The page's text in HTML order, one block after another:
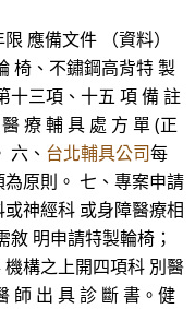
應備文件 （資料）
椅、不鏽鋼高背特 製
十三項、十五 項 備 註
療 輔 具 處 方 單 (正
六、 台北輔具公司每
原則。 七、專案申請
神經科 或身障醫療相
明申請特製輪椅；
構之上開四項科 別醫
師 出 具 診 斷 書。健